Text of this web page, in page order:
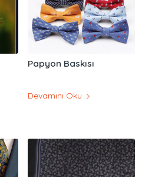
Papyon Baskısı
Devamını Oku